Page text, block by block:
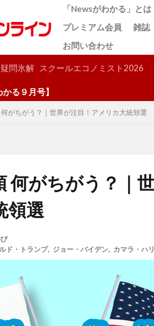
「Newsがわかる」とは
プレミアム会員
雑誌
お問い合わせ
疑問氷解 スクールエコノミスト2026
】
がちがう？｜世界が注目！アメリカ大統領選
何がちがう？｜
領選
ド・トランプ, ジョー・バイデン, カマラ・ハ